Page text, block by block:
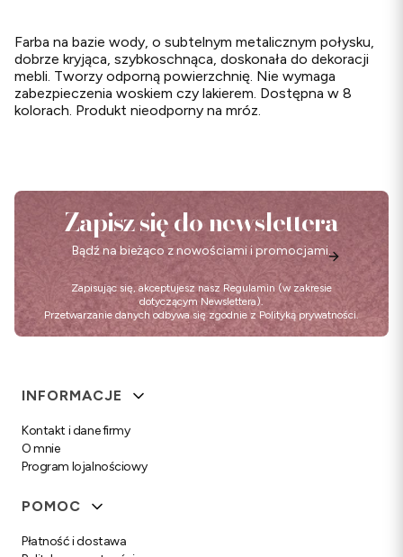
Farba na bazie wody, o subtelnym metalicznym połysku,
dobrze kryjąca, szybkoschnąca, doskonała do dekoracji
mebli. Tworzy odporną powierzchnię. Nie wymaga
zabezpieczenia woskiem czy lakierem. Dostępna w 8
kolorach. Produkt nieodporny na mróz.
Zapisz się do newslettera
Bądź na bieżąco z nowościami i promocjami.
Zapisując się, akceptujesz nasz Regulamin (w zakresie
dotyczącym Newslettera).
Przetwarzanie danych odbywa się zgodnie z Polityką prywatności.
Linki w stopce
INFORMACJE
Kontakt i dane firmy
O mnie
Program lojalnościowy
POMOC
Płatność i dostawa